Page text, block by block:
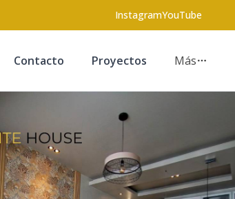
InstagramYouTube
Contacto Proyectos Más